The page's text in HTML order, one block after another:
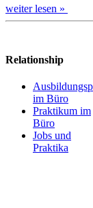
weiter lesen »
Relationship
im Büro
Praktikum im
Büro
Jobs und
Praktika